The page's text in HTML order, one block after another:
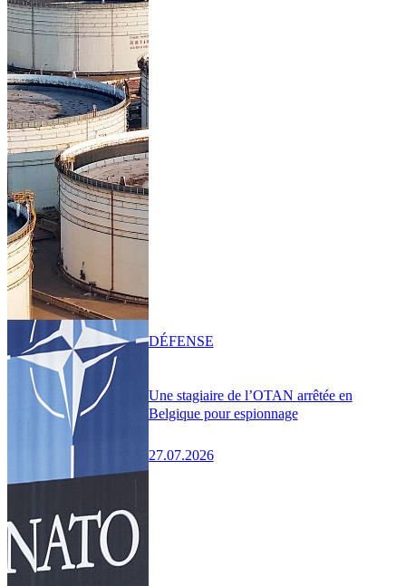
Une stagiaire de l’OTAN arrêtée en
Belgique pour espionnage
27.07.2026
DÉFENSE